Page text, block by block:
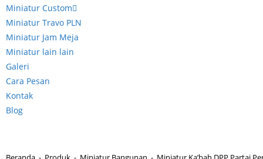
Miniatur Custom
Miniatur Travo PLN
Miniatur Jam Meja
Miniatur lain lain
Galeri
Cara Pesan
Kontak
Blog